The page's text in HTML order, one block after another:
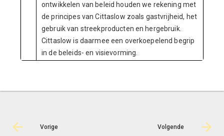
ontwikkelen van beleid houden we rekening met
de principes van Cittaslow zoals gastvrijheid, het
gebruik van streekproducten en hergebruik.
Cittaslow is daarmee een overkoepelend begrip
in de beleids- en visievorming.
Vorige Volgende